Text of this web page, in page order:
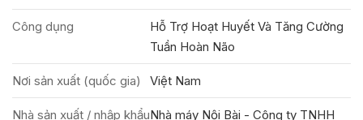
Công dụng
Hỗ Trợ Hoạt Huyết Và Tăng Cường
Tuần Hoàn Não
Nơi sản xuất (quốc gia) Việt Nam
Nhà sản xuất / nhập khẩuNhà máy Nội Bài - Công ty TNHH